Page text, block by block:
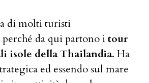
di molti turisti
da qui partono itour
isole della Thailandia. Ha
ed essendo sul mare